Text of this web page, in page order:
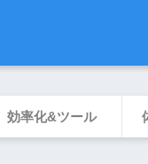
効率化&ツール